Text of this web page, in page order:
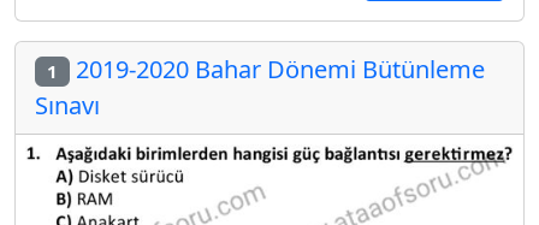
1 2019-2020 Bahar Dönemi Bütünleme
Sınavı